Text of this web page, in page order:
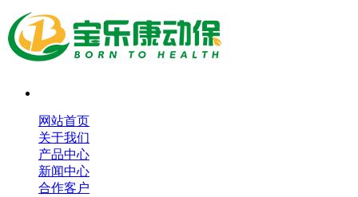
网站首页
关于我们
产品中心
新闻中心
合作客户